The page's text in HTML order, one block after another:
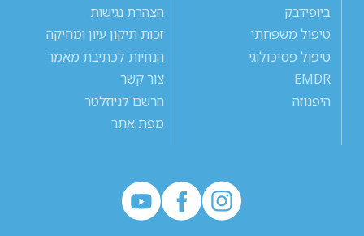
ביופידבק
טיפול משפחתי
טיפול פסיכולוגי
EMDR
היפנוזה
הצהרת נגישות
זכות תיקון עיון ומחיקה
הנחיות לכתיבת מאמר
צור קשר
הרשם לניוזלטר
מפת אתר